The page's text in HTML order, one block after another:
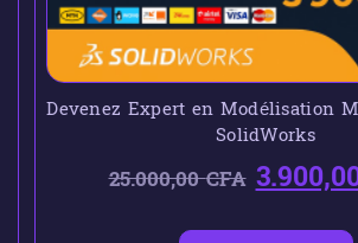
Devenez Expert en Modélisation
SolidWorks
25.000,00CFA